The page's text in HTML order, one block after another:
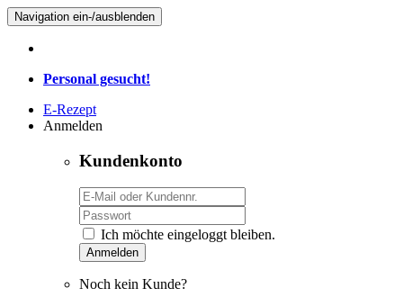
Navigation ein-/ausblenden
Personal gesucht!
E-Rezept
Anmelden
Kundenkonto
Ich möchte eingeloggt bleiben.
Anmelden
Noch kein Kunde?